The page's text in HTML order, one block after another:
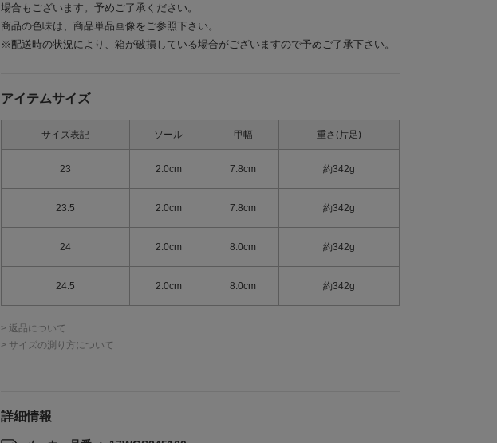
場合もございます。予めご了承ください。
商品の色味は、商品単品画像をご参照下さい。
※配送時の状況により、箱が破損している場合がございますので予めご了承下さい。
アイテムサイズ
サイズ表記 ソール 甲幅 重さ(片足)
23 2.0cm 7.8cm 約342g
23.5 2.0cm 7.8cm 約342g
24 2.0cm 8.0cm 約342g
24.5 2.0cm 8.0cm 約342g
> 返品について
> サイズの測り方について
詳細情報